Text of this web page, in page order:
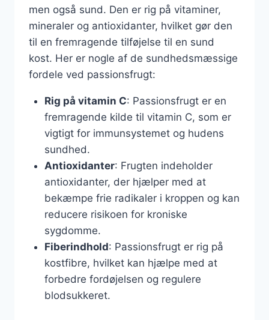
men også sund. Den er rig på vitaminer,
mineraler og antioxidanter, hvilket gør den
til en fremragende tilføjelse til en sund
kost. Her er nogle af de sundhedsmæssige
fordele ved passionsfrugt:
Rig på vitamin C: Passionsfrugt er en
fremragende kilde til vitamin C, som er
vigtigt for immunsystemet og hudens
sundhed.
Antioxidanter: Frugten indeholder
antioxidanter, der hjælper med at
bekæmpe frie radikaler i kroppen og kan
reducere risikoen for kroniske
sygdomme.
Fiberindhold: Passionsfrugt er rig på
kostfibre, hvilket kan hjælpe med at
forbedre fordøjelsen og regulere
blodsukkeret.